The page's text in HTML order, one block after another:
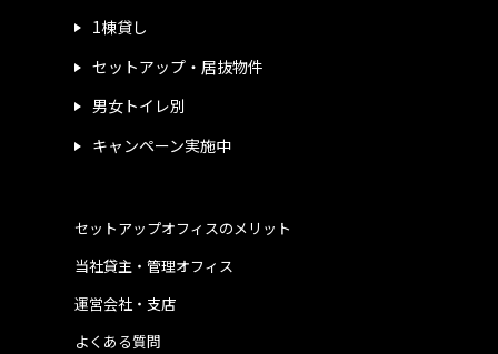
1棟貸し
セットアップ・居抜物件
男女トイレ別
キャンペーン実施中
運営会社・支店
よくある質問
当社貸主・管理オフィス
セットアップオフィスのメリット